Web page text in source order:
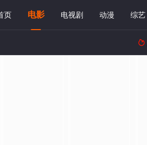
页 电影 电视剧 动漫 综艺
